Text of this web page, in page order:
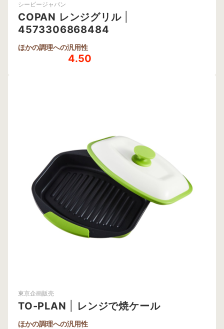
シービージャパン
COPAN レンジグリル
4573306868484
ほかの調理への汎用性
4.50
東京企画販売
TO-PLAN レンジで焼ケール
ほかの調理への汎用性